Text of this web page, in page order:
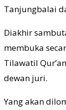
Tanjungbalai
Diakhir
membuka
Tilawatil
dewan juri.
Yang akan